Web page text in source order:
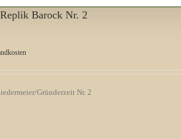
Barock Nr. 2
Gründerzeit Nr. 2